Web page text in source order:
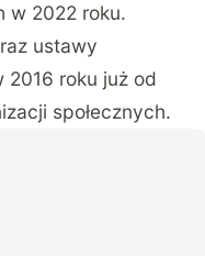
w 2022 roku.
ustawy
roku już od
społecznych.